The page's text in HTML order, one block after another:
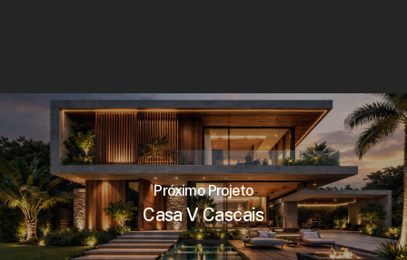
Próximo Projeto
Casa V Cascais